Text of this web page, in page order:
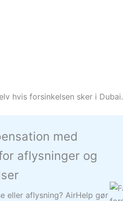
hvis forsinkelsen sker i Dubai.
med
aflysninger og
eller aflysning? AirHelp gør